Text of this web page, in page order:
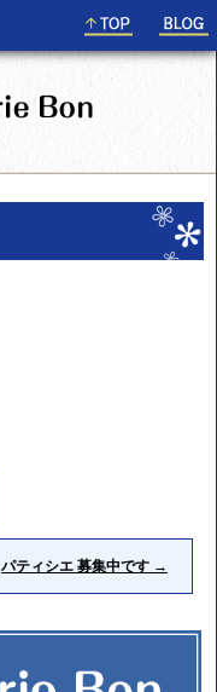
パティシエ 募集中です →